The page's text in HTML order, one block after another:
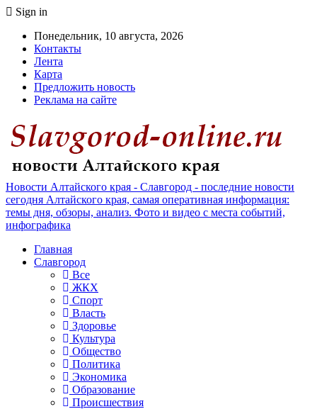
Sign in
Понедельник, 10 августа, 2026
Контакты
Лента
Карта
Предложить новость
Реклама на сайте
Новости Алтайского края - Славгород - последние новости
сегодня Алтайского края, самая оперативная информация:
темы дня, обзоры, анализ. Фото и видео с места событий,
инфографика
Главная
Славгород
Все
ЖКХ
Спорт
Власть
Здоровье
Культура
Общество
Политика
Экономика
Образование
Происшествия